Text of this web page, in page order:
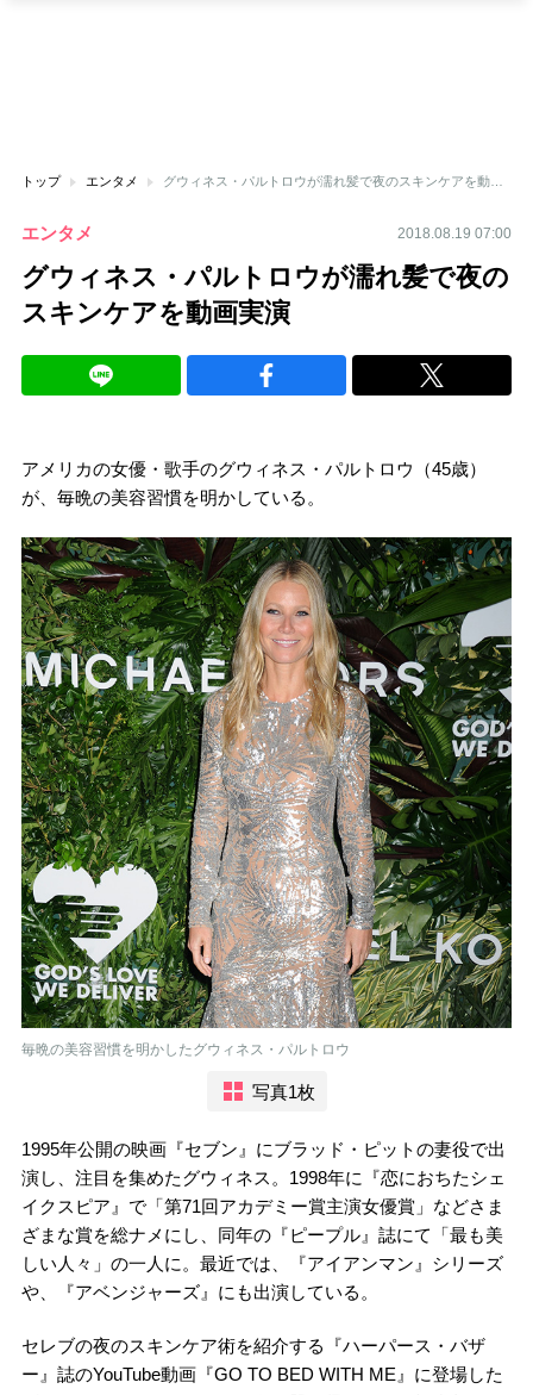
トップ エンタメ グウィネス・パルトロウが濡れ髪で夜のスキンケアを動画実演
エンタメ 2018.08.19 07:00
グウィネス・パルトロウが濡れ髪で夜の
スキンケアを動画実演
アメリカの女優・歌手のグウィネス・パルトロウ（45歳）
が、毎晩の美容習慣を明かしている。
毎晩の美容習慣を明かしたグウィネス・パルトロウ
写真1枚
1995年公開の映画『セブン』にブラッド・ピットの妻役で出
演し、注目を集めたグウィネス。1998年に『恋におちたシェ
イクスピア』で「第71回アカデミー賞主演女優賞」などさま
ざまな賞を総ナメにし、同年の『ピープル』誌にて「最も美
しい人々」の一人に。最近では、『アイアンマン』シリーズ
や、『アベンジャーズ』にも出演している。
セレブの夜のスキンケア術を紹介する『ハーパース・バザ
ー』誌のYouTube動画『GO TO BED WITH ME』に登場した